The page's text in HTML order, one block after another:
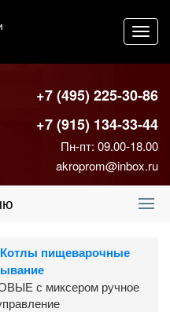
+7 (495) 225-30-86
+7 (915) 134-33-44
Пн-пт: 09.00-18.00
akroprom@inbox.ru
Котлы пищеварочные
с миксером ручное